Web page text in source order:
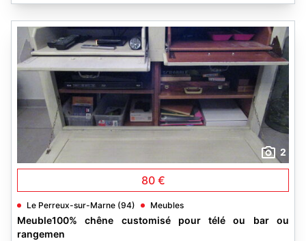
2
80 €
Le Perreux-sur-Marne (94) Meubles
Meuble100% chêne customisé pour télé ou bar ou
rangemen